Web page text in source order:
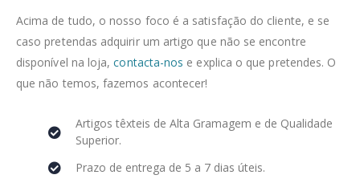
Acima de tudo, o nosso foco é a satisfação do cliente, e se
caso pretendas adquirir um artigo que não se encontre
disponível na loja,contacta-nos e explica o que pretendes. O
que não temos, fazemos acontecer!
Artigos têxteis de Alta Gramagem e de Qualidade
Superior.
Prazo de entrega de 5 a 7 dias úteis.